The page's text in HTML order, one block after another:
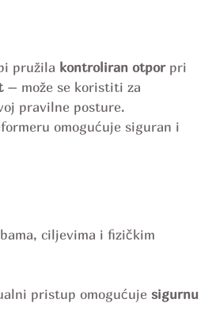
pružila kontroliran otpor pri
– može se koristiti za
pravilne posture.
omogućuje siguran i
ciljevima i fizičkim
pristup omogućuje sigurnu